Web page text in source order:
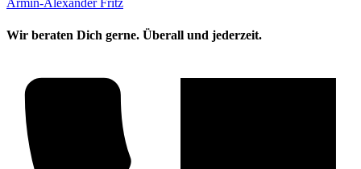
Armin-Alexander Fritz
Wir beraten Dich gerne. Überall und jederzeit.